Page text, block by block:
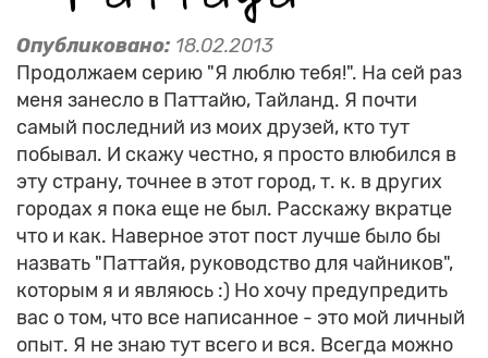
Опубликовано: 18.02.2013
Продолжаем серию "Я люблю тебя!". На сей раз
меня занесло в Паттайю, Тайланд. Я почти
самый последний из моих друзей, кто тут
побывал. И скажу честно, я просто влюбился в
эту страну, точнее в этот город, т. к. в других
городах я пока еще не был. Расскажу вкратце
что и как. Наверное этот пост лучше было бы
назвать "Паттайя, руководство для чайников",
которым я и являюсь :) Но хочу предупредить
вас о том, что все написанное - это мой личный
опыт. Я не знаю тут всего и вся. Всегда можно